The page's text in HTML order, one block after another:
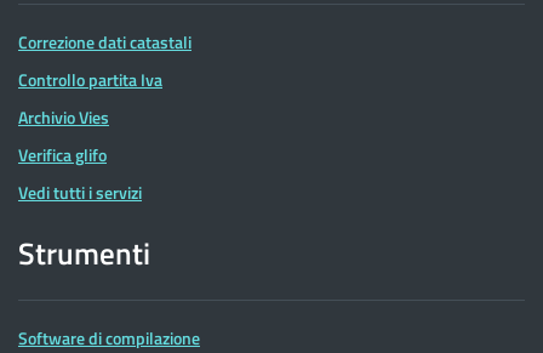
Correzione dati catastali
Controllo partita Iva
Archivio Vies
Verifica glifo
Vedi tutti i servizi
Strumenti
Software di compilazione